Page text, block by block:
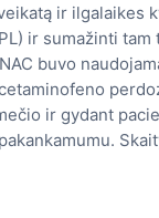
ir ilgalaikes
ir sumažinti tam
buvo
ir gydant